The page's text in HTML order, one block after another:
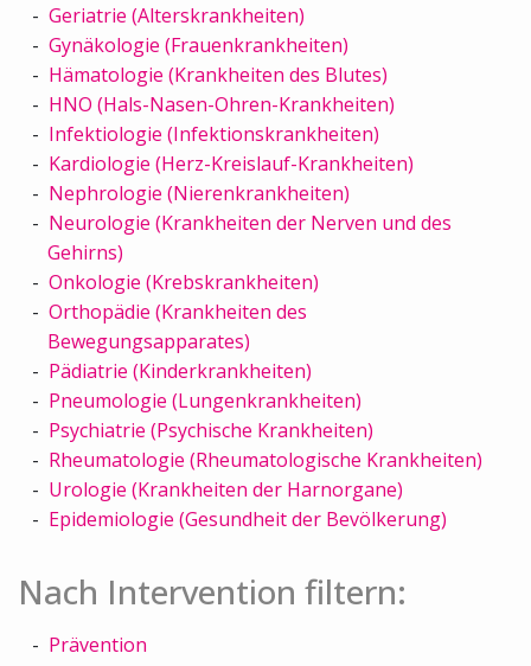
Geriatrie (Alterskrankheiten)
Gynäkologie (Frauenkrankheiten)
Hämatologie (Krankheiten des Blutes)
HNO (Hals-Nasen-Ohren-Krankheiten)
Infektiologie (Infektionskrankheiten)
Kardiologie (Herz-Kreislauf-Krankheiten)
Nephrologie (Nierenkrankheiten)
Neurologie (Krankheiten der Nerven und des
Gehirns)
Onkologie (Krebskrankheiten)
Orthopädie (Krankheiten des
Bewegungsapparates)
Pädiatrie (Kinderkrankheiten)
Pneumologie (Lungenkrankheiten)
Psychiatrie (Psychische Krankheiten)
Rheumatologie (Rheumatologische Krankheiten)
Urologie (Krankheiten der Harnorgane)
Epidemiologie (Gesundheit der Bevölkerung)
Nach Intervention filtern:
Prävention